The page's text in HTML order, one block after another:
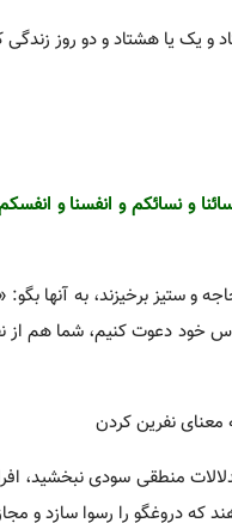
و یک یا هشتاد و دو روز
و نسائکم و انفسنا و
و ستیز برخیزند، به آنها
خود دعوت کنیم، شما هم از
نفرین کردن
منطقی سودی نبخشید،
که دروغگو را رسوا سازد و